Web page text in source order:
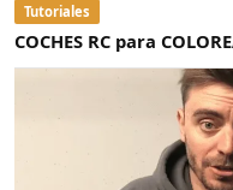
Tutoriales
COCHES RC para